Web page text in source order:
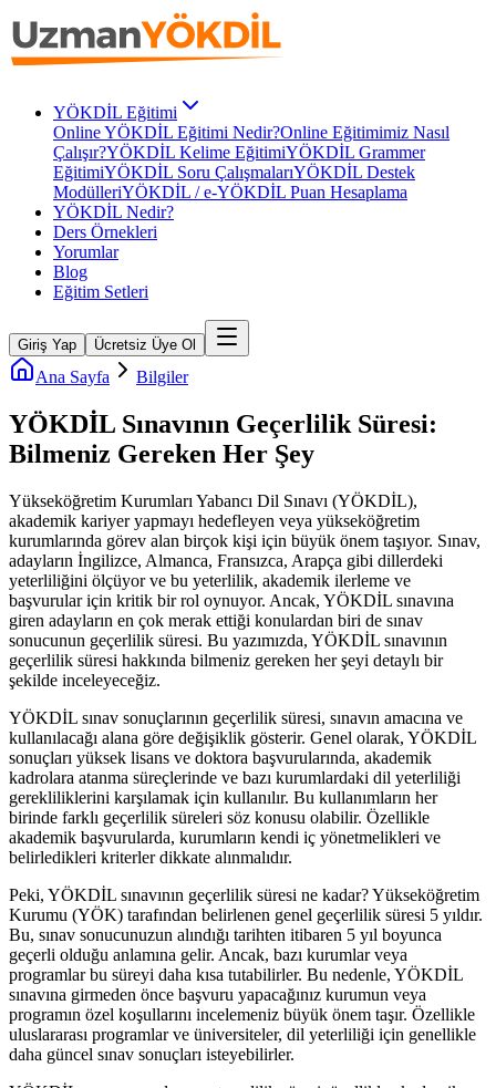
YÖKDİL Eğitimi
Online YÖKDİL Eğitimi Nedir?Online Eğitimimiz Nasıl
Çalışır?YÖKDİL Kelime EğitimiYÖKDİL Grammer
EğitimiYÖKDİL Soru ÇalışmalarıYÖKDİL Destek
ModülleriYÖKDİL / e-YÖKDİL Puan Hesaplama
YÖKDİL Nedir?
Ders Örnekleri
Yorumlar
Blog
Eğitim Setleri
Giriş Yap Ücretsiz Üye Ol
Ana Sayfa Bilgiler
YÖKDİL Sınavının Geçerlilik Süresi:
Bilmeniz Gereken Her Şey
Yükseköğretim Kurumları Yabancı Dil Sınavı (YÖKDİL),
akademik kariyer yapmayı hedefleyen veya yükseköğretim
kurumlarında görev alan birçok kişi için büyük önem taşıyor. Sınav,
adayların İngilizce, Almanca, Fransızca, Arapça gibi dillerdeki
yeterliliğini ölçüyor ve bu yeterlilik, akademik ilerleme ve
başvurular için kritik bir rol oynuyor. Ancak, YÖKDİL sınavına
giren adayların en çok merak ettiği konulardan biri de sınav
sonucunun geçerlilik süresi. Bu yazımızda, YÖKDİL sınavının
geçerlilik süresi hakkında bilmeniz gereken her şeyi detaylı bir
şekilde inceleyeceğiz.
YÖKDİL sınav sonuçlarının geçerlilik süresi, sınavın amacına ve
kullanılacağı alana göre değişiklik gösterir. Genel olarak, YÖKDİL
sonuçları yüksek lisans ve doktora başvurularında, akademik
kadrolara atanma süreçlerinde ve bazı kurumlardaki dil yeterliliği
gerekliliklerini karşılamak için kullanılır. Bu kullanımların her
birinde farklı geçerlilik süreleri söz konusu olabilir. Özellikle
akademik başvurularda, kurumların kendi iç yönetmelikleri ve
belirledikleri kriterler dikkate alınmalıdır.
Peki, YÖKDİL sınavının geçerlilik süresi ne kadar? Yükseköğretim
Kurumu (YÖK) tarafından belirlenen genel geçerlilik süresi 5 yıldır.
Bu, sınav sonucunuzun alındığı tarihten itibaren 5 yıl boyunca
geçerli olduğu anlamına gelir. Ancak, bazı kurumlar veya
programlar bu süreyi daha kısa tutabilirler. Bu nedenle, YÖKDİL
sınavına girmeden önce başvuru yapacağınız kurumun veya
programın özel koşullarını incelemeniz büyük önem taşır. Özellikle
uluslararası programlar ve üniversiteler, dil yeterliliği için genellikle
daha güncel sınav sonuçları isteyebilirler.